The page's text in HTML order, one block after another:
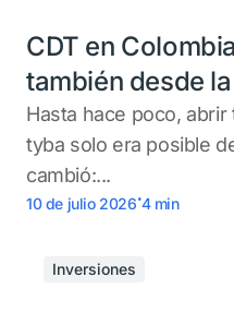
CDT en
también desde
Hasta hace poco,
tyba solo era posible
cambió:...
10 de julio 2026.4 min
Inversiones